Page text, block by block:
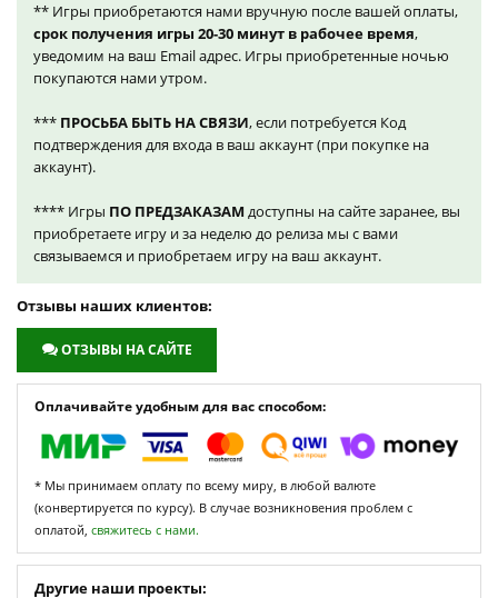
** Игры приобретаются нами вручную после вашей оплаты,
срок получения игры 20-30 минут в рабочее время,
уведомим на ваш Email адрес. Игры приобретенные ночью
покупаются нами утром.
*** ПРОСЬБА БЫТЬ НА СВЯЗИ, если потребуется Код
подтверждения для входа в ваш аккаунт (при покупке на
аккаунт).
**** Игры ПО ПРЕДЗАКАЗАМ доступны на сайте заранее, вы
приобретаете игру и за неделю до релиза мы с вами
связываемся и приобретаем игру на ваш аккаунт.
Отзывы наших клиентов:
ОТЗЫВЫ НА САЙТЕ
Оплачивайте удобным для вас способом:
* Мы принимаем оплату по всему миру, в любой валюте
(конвертируется по курсу). В случае возникновения проблем с
оплатой, свяжитесь с нами.
Другие наши проекты: